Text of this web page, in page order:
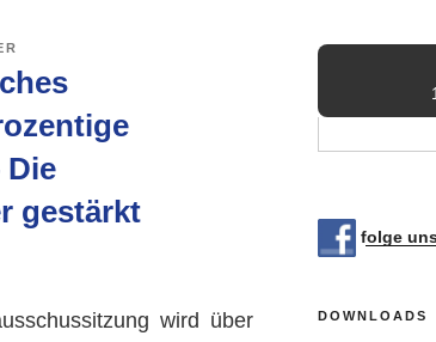
gestärkt
wird über
folge
DOWNLOADS